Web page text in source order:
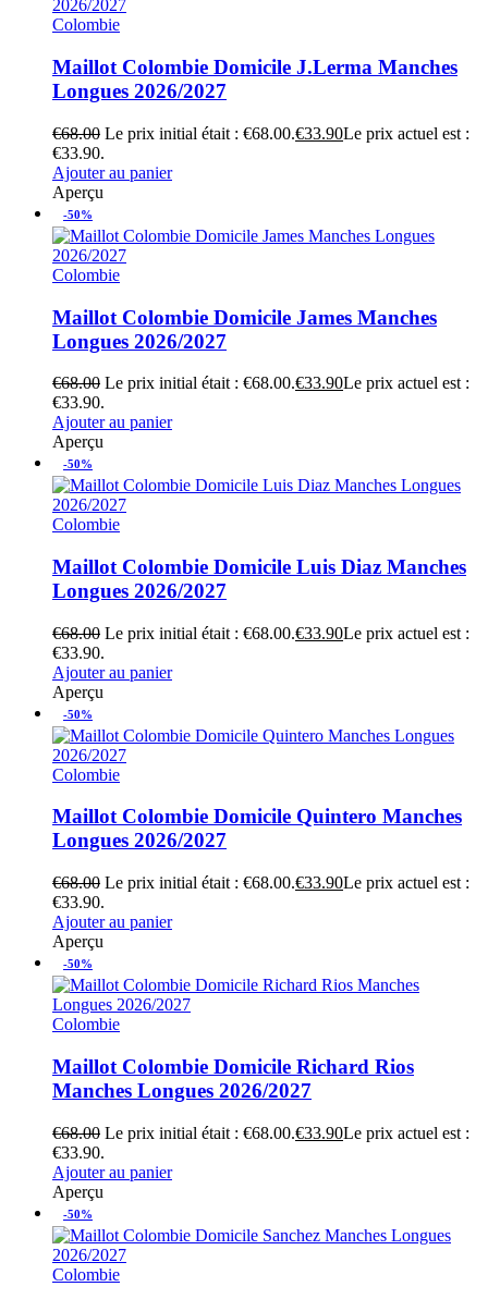
Colombie
Maillot Colombie Domicile J.Lerma Manches
Longues 2026/2027
€68.00 Le prix initial était : €68.00.€33.90Le prix actuel est :
€33.90.
Ajouter au panier
Aperçu
-50%
Colombie
Maillot Colombie Domicile James Manches
Longues 2026/2027
€68.00 Le prix initial était : €68.00.€33.90Le prix actuel est :
€33.90.
Ajouter au panier
Aperçu
-50%
Colombie
Maillot Colombie Domicile Luis Diaz Manches
Longues 2026/2027
€68.00 Le prix initial était : €68.00.€33.90Le prix actuel est :
€33.90.
Ajouter au panier
Aperçu
-50%
Colombie
Maillot Colombie Domicile Quintero Manches
Longues 2026/2027
€68.00 Le prix initial était : €68.00.€33.90Le prix actuel est :
€33.90.
Ajouter au panier
Aperçu
-50%
Colombie
Maillot Colombie Domicile Richard Rios
Manches Longues 2026/2027
€68.00 Le prix initial était : €68.00.€33.90Le prix actuel est :
€33.90.
Ajouter au panier
Aperçu
-50%
Colombie